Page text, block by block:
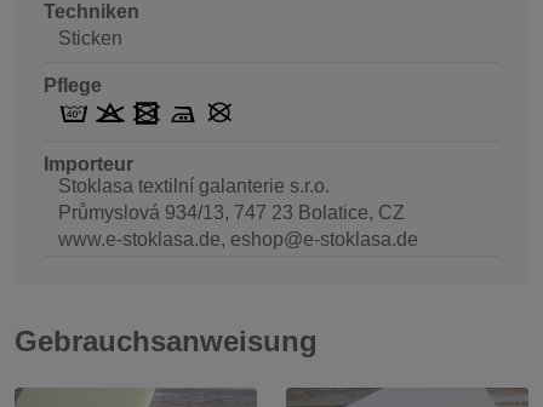
Techniken
Sticken
Pflege
Importeur
Stoklasa textilní galanterie s.r.o.
Průmyslová 934/13, 747 23 Bolatice, CZ
www.e-stoklasa.de, eshop@e-stoklasa.de
Gebrauchsanweisung